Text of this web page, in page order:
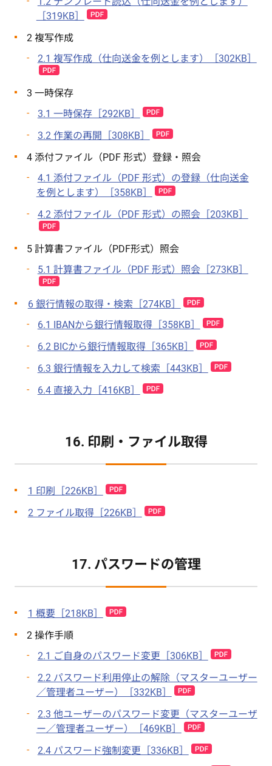
［319KB］
2 複写作成
2.1 複写作成（仕向送金を例とします）［302KB］
3 一時保存
3.1 一時保存［292KB］
3.2 作業の再開［308KB］
4 添付ファイル（PDF 形式）登録・照会
4.1 添付ファイル（PDF 形式）の登録（仕向送金
を例とします）［358KB］
4.2 添付ファイル（PDF 形式）の照会［203KB］
5 計算書ファイル（PDF形式）照会
5.1 計算書ファイル（PDF 形式）照会［273KB］
6 銀行情報の取得・検索［274KB］
6.1 IBANから銀行情報取得［358KB］
6.2 BICから銀行情報取得［365KB］
6.3 銀行情報を入力して検索［443KB］
6.4 直接入力［416KB］
16. 印刷・ファイル取得
1 印刷［226KB］
2 ファイル取得［226KB］
17. パスワードの管理
1 概要［218KB］
2 操作手順
2.1 ご自身のパスワード変更［306KB］
2.2 パスワード利用停止の解除（マスターユーザー
／管理者ユーザー）［332KB］
2.3 他ユーザーのパスワード変更（マスターユーザ
ー／管理者ユーザー）［469KB］
2.4 パスワード強制変更［336KB］